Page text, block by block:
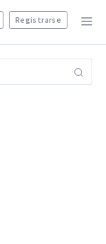
Registrarse